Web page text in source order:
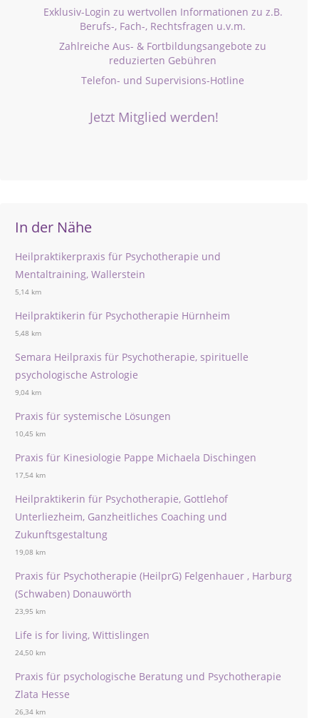
Exklusiv-Login zu wertvollen Informationen zu z.B.
Berufs-, Fach-, Rechtsfragen u.v.m.
Zahlreiche Aus- & Fortbildungsangebote zu
reduzierten Gebühren
Telefon- und Supervisions-Hotline
Jetzt Mitglied werden!
In der Nähe
Heilpraktikerpraxis für Psychotherapie und
Mentaltraining, Wallerstein
5,14 km
Heilpraktikerin für Psychotherapie Hürnheim
5,48 km
Semara Heilpraxis für Psychotherapie, spirituelle
psychologische Astrologie
9,04 km
Praxis für systemische Lösungen
10,45 km
Praxis für Kinesiologie Pappe Michaela Dischingen
17,54 km
Heilpraktikerin für Psychotherapie, Gottlehof
Unterliezheim, Ganzheitliches Coaching und
Zukunftsgestaltung
19,08 km
Praxis für Psychotherapie (HeilprG) Felgenhauer , Harburg
(Schwaben) Donauwörth
23,95 km
Life is for living, Wittislingen
24,50 km
Praxis für psychologische Beratung und Psychotherapie
Zlata Hesse
26,34 km